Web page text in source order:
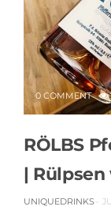
0 COMMENT
RÖLBS
| Rülpsen
UNIQUEDRINKS